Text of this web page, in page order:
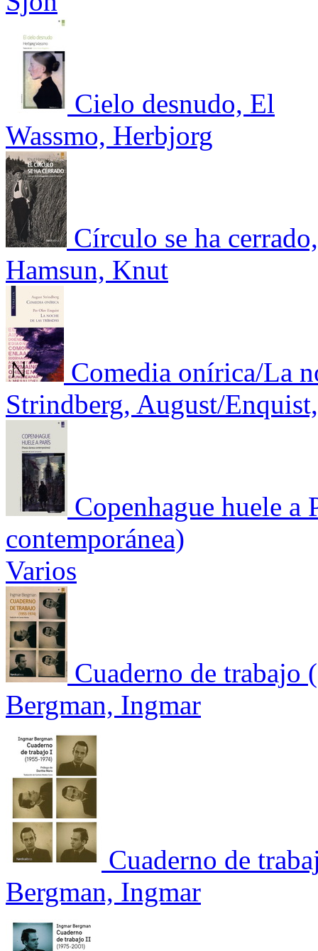
Cielo desnudo, El
Wassmo, Herbjorg
Círculo se ha cerrado,
Hamsun, Knut
Comedia onírica/La
Strindberg, August/
Copenhague huele a
contemporánea)
Varios
Cuaderno de trabajo
Bergman, Ingmar
Cuaderno de
Bergman, Ingmar